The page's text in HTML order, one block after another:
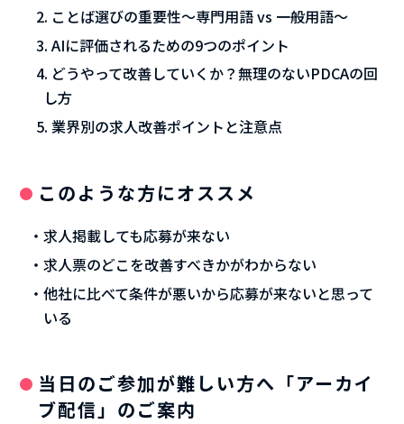
ことば選びの重要性～専門用語 vs 一般用語～
AIに評価されるための9つのポイント
どうやって改善していくか？無理のないPDCAの回
し方
業界別の求人改善ポイントと注意点
このような方にオススメ
求人掲載しても応募が来ない
求人票のどこを改善すべきかがわからない
他社に比べて条件が悪いから応募が来ないと思って
いる
当日のご参加が難しい方へ「アーカイ
ブ配信」のご案内